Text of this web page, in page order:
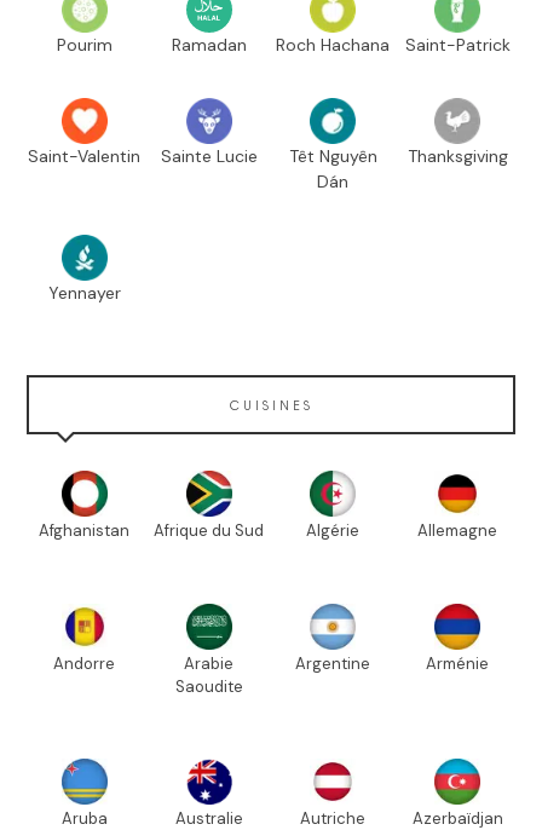
Pourim Ramadan Roch Hachana Saint-Patrick
Saint-Valentin Sainte Lucie
Têt Nguyên
Dán
Thanksgiving
Yennayer
CUISINES
Afghanistan Afrique du Sud Algérie Allemagne
Andorre
Arabie
Saoudite
Argentine Arménie
Aruba Australie Autriche Azerbaïdjan